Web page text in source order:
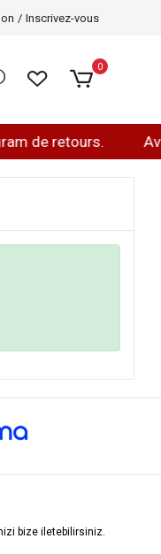
de retours.
/ Inscrivez-vous
0
bize iletebilirsiniz.